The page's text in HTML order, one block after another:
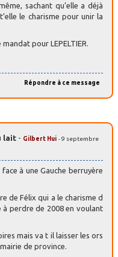
sachant qu’elle a déjà
le charisme pour unir la
pour LEPELTIER.
Répondre à ce message
lait - Gilbert Hui - 9 septembre
à une Gauche berruyère
de Félix qui a le charisme d
à perdre de 2008 en voulant
mais va t il laisser les ors
de province.